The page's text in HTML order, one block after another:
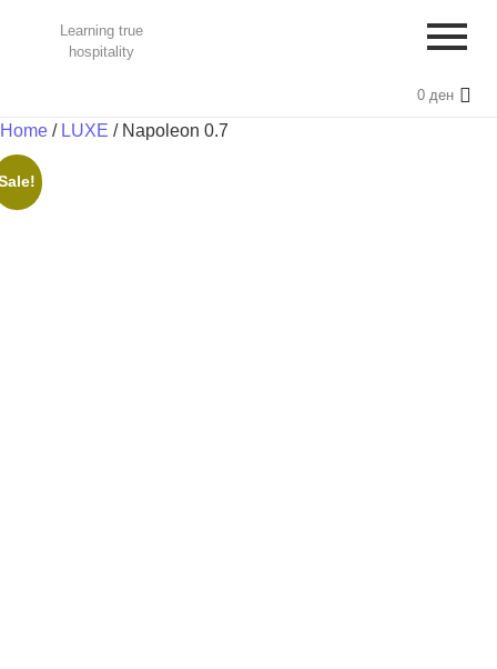
Learning true
hospitality
0ден
Home / LUXE / Napoleon 0.7